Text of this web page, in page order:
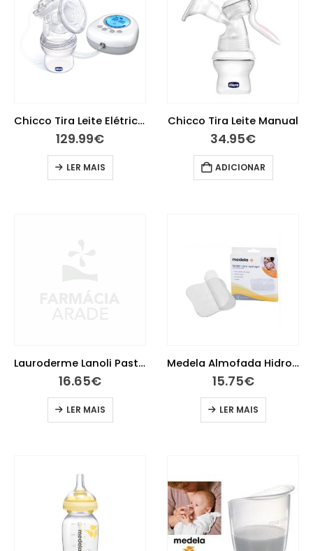
Chicco Tira Leite Elétrica Naturally Me
129.99€
LER MAIS
Chicco Tira Leite Manual
34.95€
ADICIONAR
Lauroderme Lanoli Pasta 40g
16.65€
LER MAIS
Medela Almofada Hidrogel Ester X 4
15.75€
LER MAIS